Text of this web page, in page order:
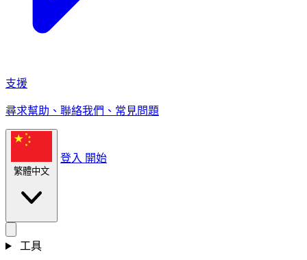
支援
尋求幫助、聯絡我們、常見問題
繁體中文
登入 開始
工具